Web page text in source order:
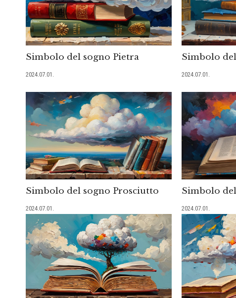
Simbolo del sogno Pietra
2024.07.01.
Simbolo
2024.07.01.
Simbolo del sogno Prosciutto
2024.07.01.
Simbolo
2024.07.01.